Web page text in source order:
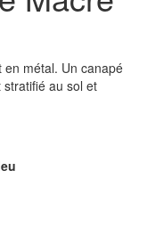
métal. Un canapé
au sol et